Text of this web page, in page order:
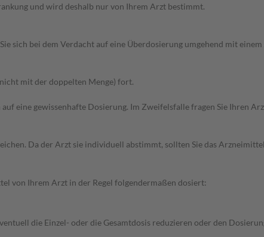
und wird deshalb nur von Ihrem Arzt bestimmt.
sich bei dem Verdacht auf eine Überdosierung umgehend mit
mit der doppelten Menge) fort.
eine gewissenhafte Dosierung. Im Zweifelsfalle fragen Sie Ihren
Da der Arzt sie individuell abstimmt, sollten Sie das
von Ihrem Arzt in der Regel folgendermaßen dosiert:
die Einzel- oder die Gesamtdosis reduzieren oder den